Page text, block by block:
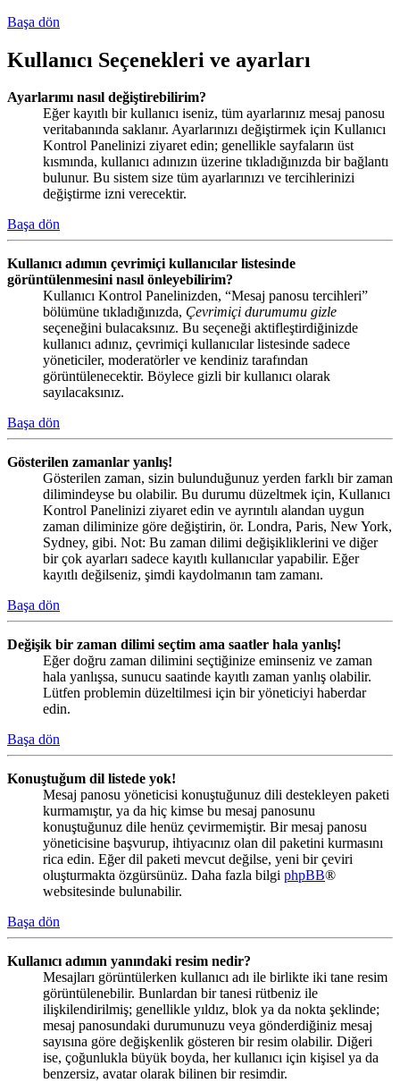
Başa dön
Kullanıcı Seçenekleri ve ayarları
Ayarlarımı nasıl değiştirebilirim?
Eğer kayıtlı bir kullanıcı iseniz, tüm ayarlarınız mesaj panosu
veritabanında saklanır. Ayarlarınızı değiştirmek için Kullanıcı
Kontrol Panelinizi ziyaret edin; genellikle sayfaların üst
kısmında, kullanıcı adınızın üzerine tıkladığınızda bir bağlantı
bulunur. Bu sistem size tüm ayarlarınızı ve tercihlerinizi
değiştirme izni verecektir.
Başa dön
Kullanıcı adımın çevrimiçi kullanıcılar listesinde
görüntülenmesini nasıl önleyebilirim?
Kullanıcı Kontrol Panelinizden, “Mesaj panosu tercihleri”
bölümüne tıkladığınızda, Çevrimiçi durumumu gizle
seçeneğini bulacaksınız. Bu seçeneği aktifleştirdiğinizde
kullanıcı adınız, çevrimiçi kullanıcılar listesinde sadece
yöneticiler, moderatörler ve kendiniz tarafından
görüntülenecektir. Böylece gizli bir kullanıcı olarak
sayılacaksınız.
Başa dön
Gösterilen zamanlar yanlış!
Gösterilen zaman, sizin bulunduğunuz yerden farklı bir zaman
dilimindeyse bu olabilir. Bu durumu düzeltmek için, Kullanıcı
Kontrol Panelinizi ziyaret edin ve ayrıntılı alandan uygun
zaman diliminize göre değiştirin, ör. Londra, Paris, New York,
Sydney, gibi. Not: Bu zaman dilimi değişikliklerini ve diğer
bir çok ayarları sadece kayıtlı kullanıcılar yapabilir. Eğer
kayıtlı değilseniz, şimdi kaydolmanın tam zamanı.
Başa dön
Değişik bir zaman dilimi seçtim ama saatler hala yanlış!
Eğer doğru zaman dilimini seçtiğinize eminseniz ve zaman
hala yanlışsa, sunucu saatinde kayıtlı zaman yanlış olabilir.
Lütfen problemin düzeltilmesi için bir yöneticiyi haberdar
edin.
Başa dön
Konuştuğum dil listede yok!
Mesaj panosu yöneticisi konuştuğunuz dili destekleyen paketi
kurmamıştır, ya da hiç kimse bu mesaj panosunu
konuştuğunuz dile henüz çevirmemiştir. Bir mesaj panosu
yöneticisine başvurup, ihtiyacınız olan dil paketini kurmasını
rica edin. Eğer dil paketi mevcut değilse, yeni bir çeviri
oluşturmakta özgürsünüz. Daha fazla bilgi phpBB®
websitesinde bulunabilir.
Başa dön
Kullanıcı adımın yanındaki resim nedir?
Mesajları görüntülerken kullanıcı adı ile birlikte iki tane resim
görüntülenebilir. Bunlardan bir tanesi rütbeniz ile
ilişkilendirilmiş; genellikle yıldız, blok ya da nokta şeklinde;
mesaj panosundaki durumunuzu veya gönderdiğiniz mesaj
sayısına göre değişkenlik gösteren bir resim olabilir. Diğeri
ise, çoğunlukla büyük boyda, her kullanıcı için kişisel ya da
benzersiz, avatar olarak bilinen bir resimdir.